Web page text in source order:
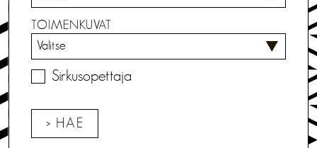
TOIMENKUVAT
S
R
U
Sirkusopettaja